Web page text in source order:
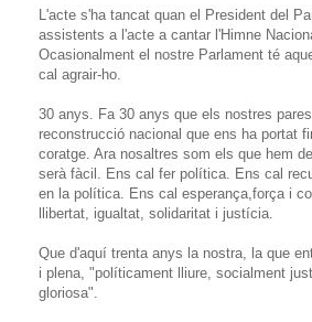
L'acte s'ha tancat quan el President del
assistents a l'acte a cantar l'Himne
Ocasionalment el nostre Parlament té
cal agrair-ho.
30 anys. Fa 30 anys que els nostres
reconstrucció nacional que ens ha portat
coratge. Ara nosaltres som els que hem
serà fàcil. Ens cal fer política. Ens cal
en la política. Ens cal esperança,força i
llibertat, igualtat, solidaritat i justícia.
Que d'aquí trenta anys la nostra, la que
i plena, "políticament lliure, socialment
gloriosa".